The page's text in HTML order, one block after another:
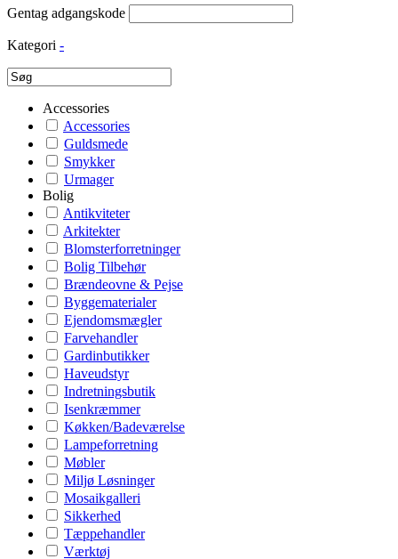
Gentag adgangskode
Kategori -
Accessories
Accessories
Guldsmede
Smykker
Urmager
Bolig
Antikviteter
Arkitekter
Blomsterforretninger
Bolig Tilbehør
Brændeovne & Pejse
Byggematerialer
Ejendomsmægler
Farvehandler
Gardinbutikker
Haveudstyr
Indretningsbutik
Isenkræmmer
Køkken/Badeværelse
Lampeforretning
Møbler
Miljø Løsninger
Mosaikgalleri
Sikkerhed
Tæppehandler
Værktøj